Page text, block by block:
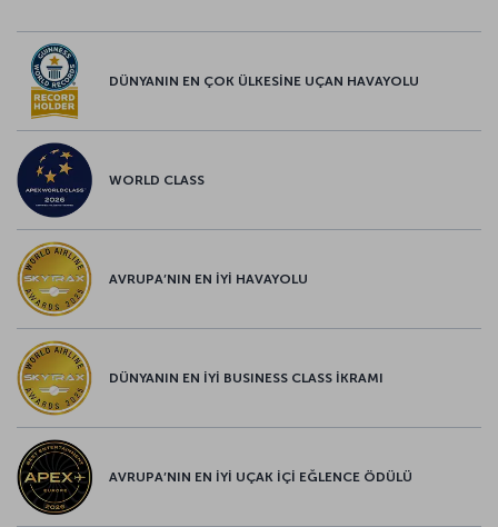
DÜNYANIN EN ÇOK ÜLKESİNE UÇAN HAVAYOLU
WORLD CLASS
AVRUPA’NIN EN İYİ HAVAYOLU
DÜNYANIN EN İYİ BUSINESS CLASS İKRAMI
AVRUPA’NIN EN İYİ UÇAK İÇİ EĞLENCE ÖDÜLÜ